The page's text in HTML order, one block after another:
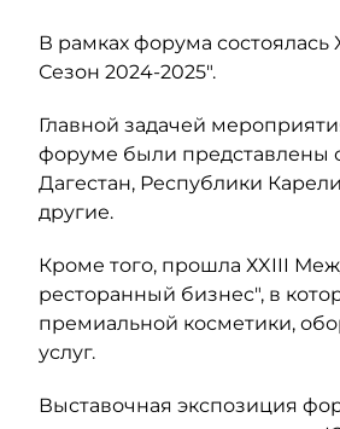
В рамках форума
Сезон 2024-2025".
Главной задачей
форуме были представлены
Дагестан, Республики
другие.
Кроме того, прошла ХXIII
ресторанный бизнес", в
премиальной косметики,
услуг.
Выставочная экспозиция